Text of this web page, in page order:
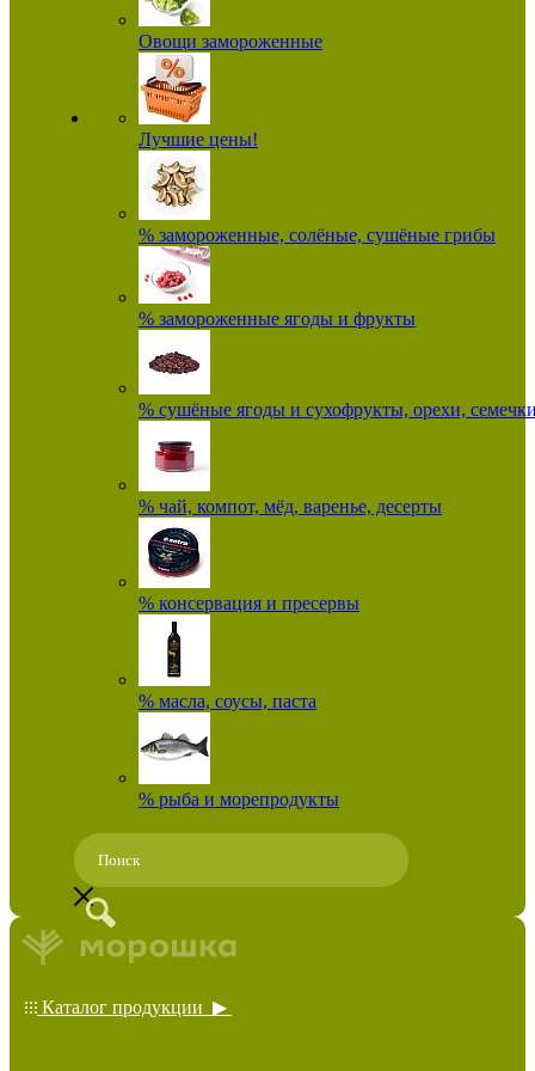
Овощи замороженные
Лучшие цены!
% замороженные, солёные, сушёные грибы
% замороженные ягоды и фрукты
% сушёные ягоды и сухофрукты, орехи,
% чай, компот, мёд, варенье, десерты
% консервация и пресервы
% масла, соусы, паста
% рыба и морепродукты
Каталог продукции ▶